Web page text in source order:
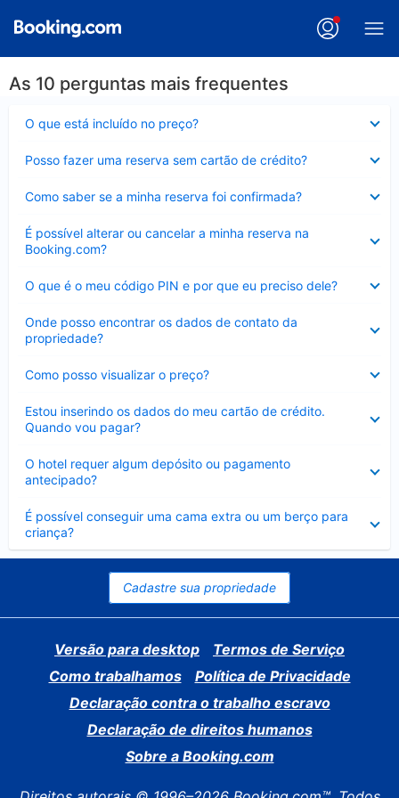
As 10 perguntas mais frequentes
O que está incluído no preço?
Posso fazer uma reserva sem cartão de crédito?
Como saber se a minha reserva foi confirmada?
É possível alterar ou cancelar a minha reserva na
Booking.com?
Contraído
O que é o meu código PIN e por que eu preciso dele?
Onde posso encontrar os dados de contato da
propriedade?
Como posso visualizar o preço?
Estou inserindo os dados do meu cartão de crédito.
Quando vou pagar?
O hotel requer algum depósito ou pagamento
antecipado?
É possível conseguir uma cama extra ou um berço para
criança?
Contraído
Cadastre sua propriedade
Versão para desktop
Termos de Serviço
Como trabalhamos
Política de Privacidade
Declaração contra o trabalho escravo
Declaração de direitos humanos
Sobre a Booking.com